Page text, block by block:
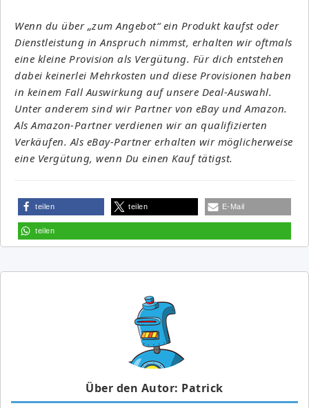
Wenn du über „zum Angebot“ ein Produkt kaufst oder
Dienstleistung in Anspruch nimmst, erhalten wir oftmals
eine kleine Provision als Vergütung. Für dich entstehen
dabei keinerlei Mehrkosten und diese Provisionen haben
in keinem Fall Auswirkung auf unsere Deal-Auswahl.
Unter anderem sind wir Partner von eBay und Amazon.
Als Amazon-Partner verdienen wir an qualifizierten
Verkäufen. Als eBay-Partner erhalten wir möglicherweise
eine Vergütung, wenn Du einen Kauf tätigst.
teilen teilen E-Mail
teilen
Über den Autor: Patrick